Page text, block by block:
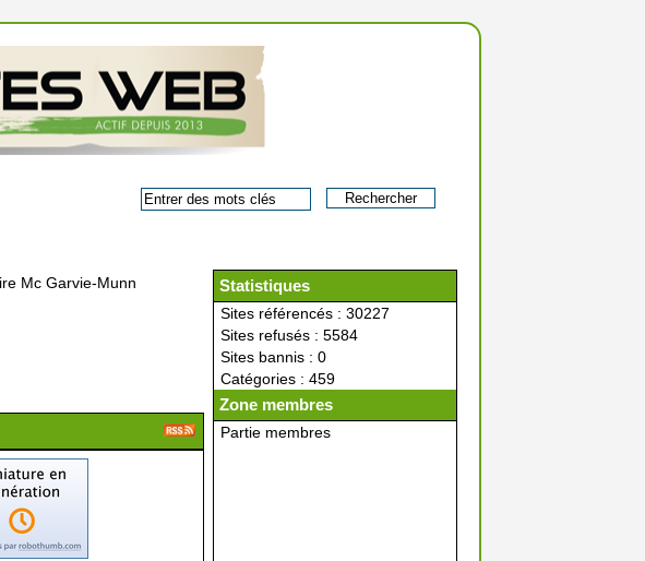
Statistiques
Sites référencés : 30227
Sites refusés : 5584
Sites bannis : 0
Catégories : 459
Zone membres
Partie membres
Mc Garvie-Munn